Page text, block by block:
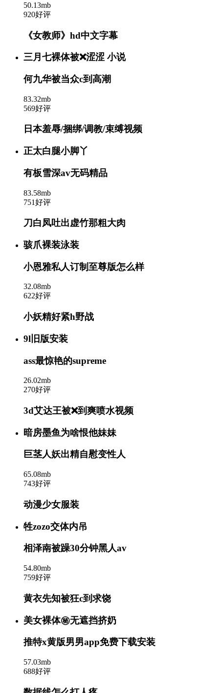
50.13mb
920好评
《女教师》hd中文字幕
三月七裸体被❌涩涩 小说
何九华被当众c到高潮
83.32mb
569好评
日本羞辱/捆绑/调教/束缚视频
正太白腿小脚丫
有板雪深av无码精品
83.58mb
751好评
刀白凤吐出虚竹那粗大肉
骇爪裸装泳装
小恩雅私人订制至尊版怎么样
32.08mb
622好评
小妖精好紧h野战
9l旧版安装
ass最惊艳的supreme
26.02mb
270好评
3d艾达王被❌到爽喷水视频
暗房墨鱼为啥恨他妹妹
巨茎人妖出精自慰变性人
65.08mb
743好评
动漫少女服装
牲zozo交体内吊
相泽南被躁30分钟黑人av
54.80mb
759好评
黄衣先知被狂c到求饶
美女裸体㊙️无遮挡挤奶
推特x黄版男男app免费下载安装
57.03mb
688好评